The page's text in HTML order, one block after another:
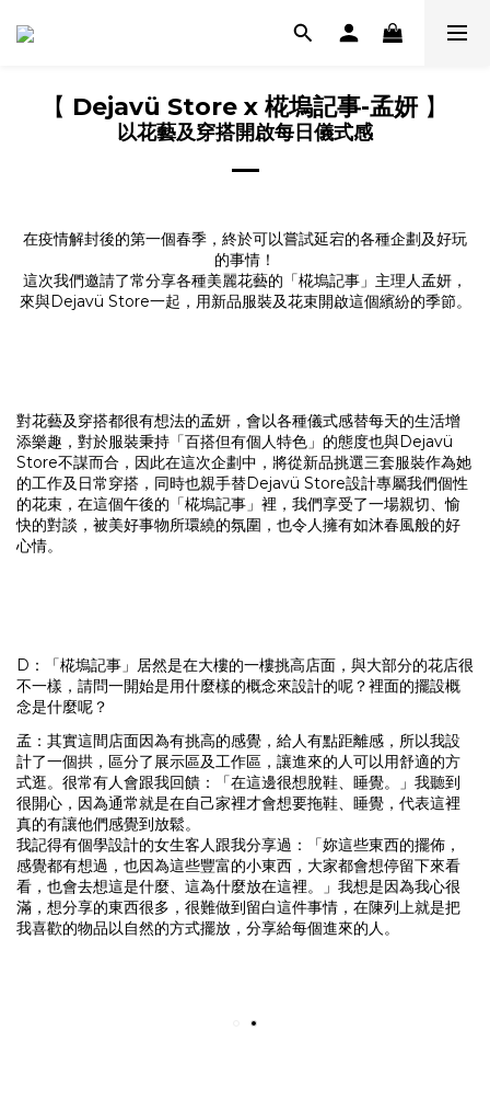
【 Dejavü Store x 椛塢記事-孟妍 】
以花藝及穿搭開啟每日儀式感
在疫情解封後的第一個春季，終於可以嘗試延宕的各種企劃及好玩
的事情！
這次我們邀請了常分享各種美麗花藝的「椛塢記事」主理人孟妍，
來與Dejavü Store一起，用新品服裝及花束開啟這個繽紛的季節。
對花藝及穿搭都很有想法的孟妍，會以各種儀式感替每天的生活增
添樂趣，對於服裝秉持「百搭但有個人特色」的態度也與Dejavü
Store不謀而合，因此在這次企劃中，將從新品挑選三套服裝作為她
的工作及日常穿搭，同時也親手替Dejavü Store設計專屬我們個性
的花束，在這個午後的「椛塢記事」裡，我們享受了一場親切、愉
快的對談，被美好事物所環繞的氛圍，也令人擁有如沐春風般的好
心情。
D：「椛塢記事」居然是在大樓的一樓挑高店面，與大部分的花店很
不一樣，請問一開始是用什麼樣的概念來設計的呢？裡面的擺設概
念是什麼呢？
孟： 其實這間店面因為有挑高的感覺，給人有點距離感，所以我設
計了一個拱，區分了展示區及工作區，讓進來的人可以用舒適的方
式逛。很常有人會跟我回饋：「在這邊很想脫鞋、睡覺。」我聽到
很開心，因為通常就是在自己家裡才會想要拖鞋、睡覺，代表這裡
真的有讓他們感覺到放鬆。
我記得有個學設計的女生客人跟我分享過：「妳這些東西的擺佈，
感覺都有想過，也因為這些豐富的小東西，大家都會想停留下來看
看，也會去想這是什麼、這為什麼放在這裡。」我想是因為我心很
滿，想分享的東西很多，很難做到留白這件事情，在陳列上就是把
我喜歡的物品以自然的方式擺放，分享給每個進來的人。